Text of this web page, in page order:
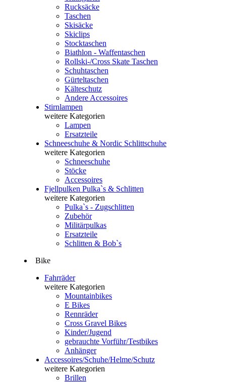
Rucksäcke
Taschen
Skisäcke
Skiclips
Stocktaschen
Biathlon - Waffentaschen
Rollski-/Cross Skate Taschen
Schuhtaschen
Gürteltaschen
Kälteschutz
Andere Accessoires
Stirnlampen
weitere Kategorien
Lampen
Ersatzteile
Schneeschuhe & Nordic Schlittschuhe
weitere Kategorien
Schneeschuhe
Stöcke
Accessoires
Fjellpulken Pulka`s & Schlitten
weitere Kategorien
Pulka`s - Zugschlitten
Zubehör
Militärpulkas
Ersatzteile
Schlitten & Bob`s
Bike
Fahrräder
weitere Kategorien
Mountainbikes
E Bikes
Rennräder
Cross Gravel Bikes
Kinder/Jugend
gebrauchte Vorführ/Testbikes
Anhänger
Accessoires/Schuhe/Helme/Schutz
weitere Kategorien
Brillen